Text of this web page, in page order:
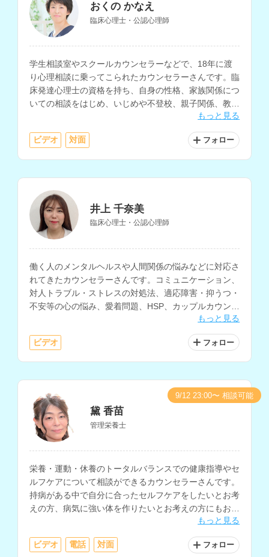
おくの かなえ
臨床心理士・公認心理師
学生相談室やスクールカウンセラーなどで、18年に渡
り心理相談に乗ってこられたカウンセラーさんです。臨
床発達心理士の資格を持ち、自身の性格、家族関係につ
いての相談をはじめ、いじめや不登校、親子関係、教職
員のメンタルヘルスに関する相談にも乗っていただけま
もっと見る
ビデオ 対面 フォロー
井上 千奈美
臨床心理士・公認心理師
働く人のメンタルヘルスや人間関係の悩みなどに対応さ
れてきたカウンセラーさんです。コミュニケーション、
対人トラブル・ストレスの対処法、適応障害・抑うつ・
不安等の心の悩み、愛着問題、HSP、カップルカウンセ
リング、マインドフルネスに基づくセルフケアなどにも
もっと見る
ビデオ フォロー
黛 香苗
管理栄養士
栄養・運動・休養のトータルバランスでの健康指導やセ
ルフケアについて相談ができるカウンセラーさんです。
持病がある中で自分に合ったセルフケアをしたいとお考
えの方、病気に強い体を作りたいとお考えの方にもおす
すめです。ピアノプレーヤーとして音楽による機能訓練
もっと見る
ビデオ 電話 対面 フォロー
9/12 23:00〜 相談可能